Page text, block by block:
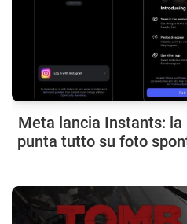
Meta lancia Instants:
punta tutto su foto